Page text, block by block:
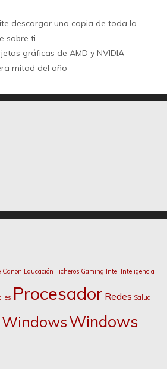
descargar una copia de toda la
sobre ti
gráficas de AMD y NVIDIA
mitad del año
Canon Educación Ficheros Gaming Intel Inteligencia
Procesador Redes Salud
WindowsWindows